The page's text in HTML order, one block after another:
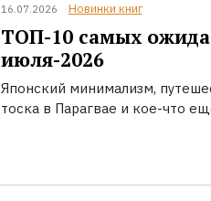
16.07.2026 Новинки книг
ТОП-10 самых
июля-2026
Японский минимализм,
тоска в Парагвае и кое-что